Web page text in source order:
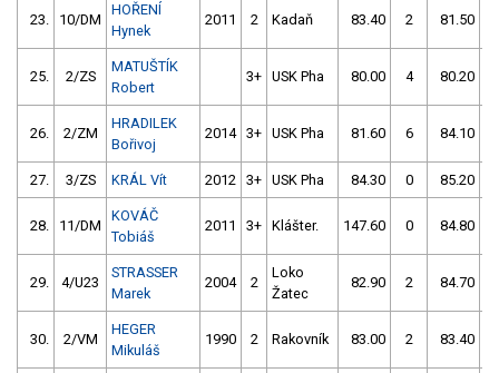
23. 10/DM
HOŘENÍ
Hynek
2011 2 Kadaň 83.40 2 81.50
25. 2/ZS
MATUŠTÍK
Robert
3+ USK Pha 80.00 4 80.20
26. 2/ZM
HRADILEK
Bořivoj
2014 3+ USK Pha 81.60 6 84.10
27. 3/ZS KRÁL Vít 2012 3+ USK Pha 84.30 0 85.20
28. 11/DM
KOVÁČ
Tobiáš
2011 3+ Klášter. 147.60 0 84.80
29. 4/U23
STRASSER
Marek
2004 2
Loko
Žatec
82.90 2 84.70
30. 2/VM
HEGER
Mikuláš
1990 2 Rakovník 83.00 2 83.40